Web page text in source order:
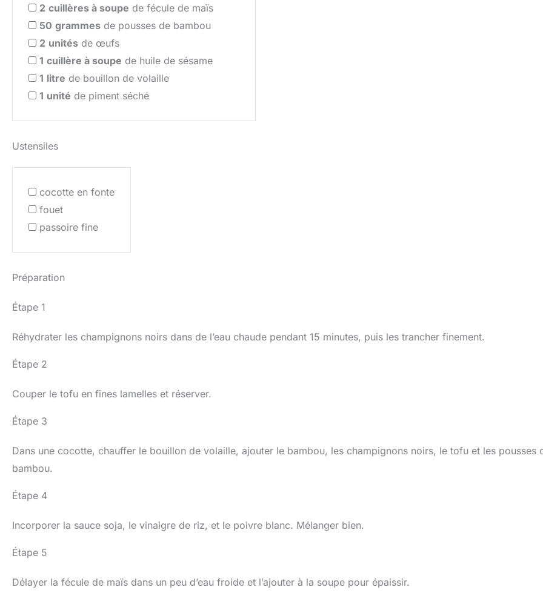
2 cuillères à soupe de fécule de maïs
50 grammes de pousses de bambou
2 unités de œufs
1 cuillère à soupe de huile de sésame
1 litre de bouillon de volaille
1 unité de piment séché
Ustensiles
cocotte en fonte
fouet
passoire fine
Préparation
Étape 1
Réhydrater les champignons noirs dans de l’eau chaude pendant 15 minutes, puis les trancher finement.
Étape 2
Couper le tofu en fines lamelles et réserver.
Étape 3
Dans une cocotte, chauffer le bouillon de volaille, ajouter le bambou, les champignons noirs, le tofu et les pousses
bambou.
Étape 4
Incorporer la sauce soja, le vinaigre de riz, et le poivre blanc. Mélanger bien.
Étape 5
Délayer la fécule de maïs dans un peu d’eau froide et l’ajouter à la soupe pour épaissir.